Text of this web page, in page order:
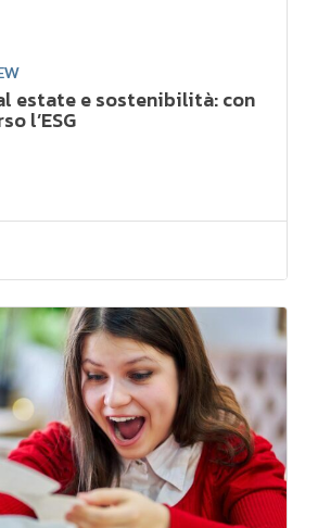
estate e sostenibilità: con
l’ESG